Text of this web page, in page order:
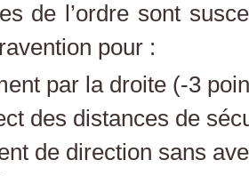
de l’ordre sont
pour :
par la droite (-3
des distances de
de direction sans